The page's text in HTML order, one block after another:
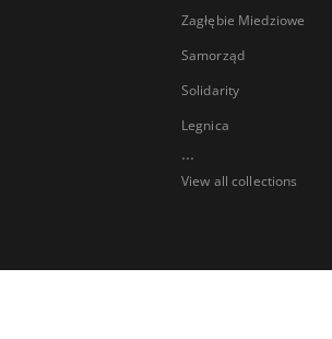
Zagłębie Miedziowe
Samorząd
Solidarity
Legnica
...
View all collections